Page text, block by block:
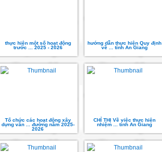
thực hiện một số hoạt động
trước ... 2025 - 2026
hướng dẫn thực hiện Quy định
về ... tỉnh An Giang
Tổ chức các hoạt động xây
dựng văn ... đường năm 2025-
2026
CHỈ THỊ Về việc thực hiện
nhiệm ... tỉnh An Giang